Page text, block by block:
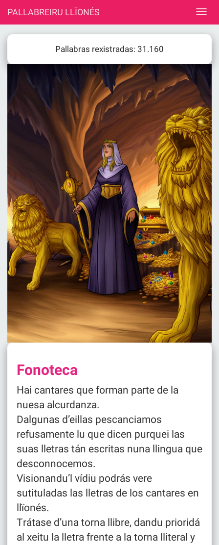
PALLABREIRU LLÏONÉS
Pallabras rexistradas: 31.160
Fonoteca
Hai cantares que forman parte de la
nuesa alcurdanza.
Dalgunas d’eillas pescanciamos
refusamente lu que dicen purquei las
suas lletras tán escritas nuna llingua que
desconnocemos.
Visionandu’l vídiu podrás vere
sutituladas las lletras de los cantares en
llïonés.
Trátase d’una torna llibre, dandu prioridá
al xeitu la lletra frente a la torna lliteral y